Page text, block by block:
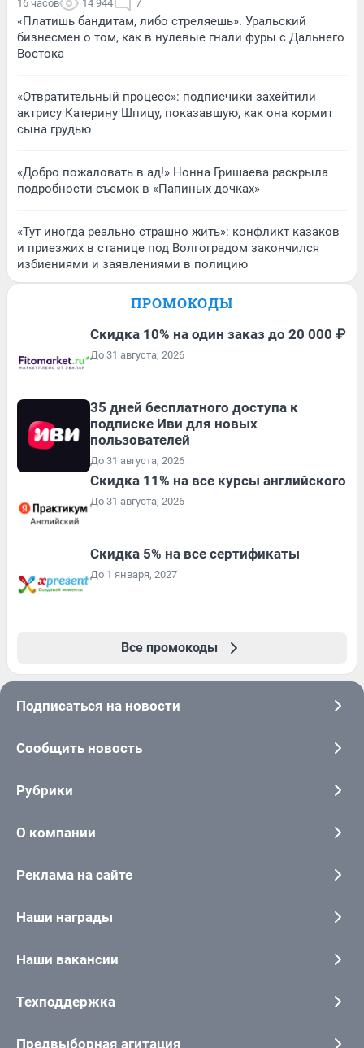
16 часов 14 944 7
«Платишь бандитам, либо стреляешь». Уральский
бизнесмен о том, как в нулевые гнали фуры с Дальнего
Востока
«Отвратительный процесс»: подписчики захейтили
актрису Катерину Шпицу, показавшую, как она кормит
сына грудью
«Добро пожаловать в ад!» Нонна Гришаева раскрыла
подробности съемок в «Папиных дочках»
«Тут иногда реально страшно жить»: конфликт казаков
и приезжих в станице под Волгоградом закончился
избиениями и заявлениями в полицию
ПРОМОКОДЫ
Скидка 10% на один заказ до 20 000 ₽
До 31 августа, 2026
35 дней бесплатного доступа к
подписке Иви для новых
пользователей
До 31 августа, 2026
Скидка 11% на все курсы английского
До 31 августа, 2026
Скидка 5% на все сертификаты
До 1 января, 2027
Все промокоды
Подписаться на новости
Сообщить новость
Рубрики
О компании
Реклама на сайте
Наши награды
Наши вакансии
Техподдержка
Предвыборная агитация